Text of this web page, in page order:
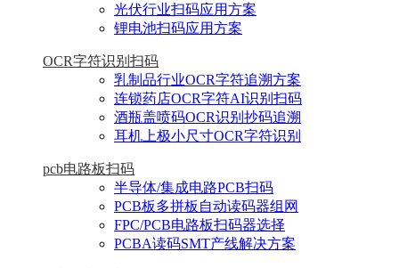
光伏行业扫码应用方案
锂电池扫码应用方案
OCR字符识别扫码
乳制品行业OCR字符追溯方案
连锁药店OCR字符AI识别扫码
酒瓶盖喷码OCR识别抄码追溯
耳机上极小尺寸OCR字符识别
pcb电路板扫码
半导体/集成电路PCB扫码
PCB板多拼板自动读码器组网
FPC/PCB电路板扫码器选择
PCBA读码SMT产线解决方案